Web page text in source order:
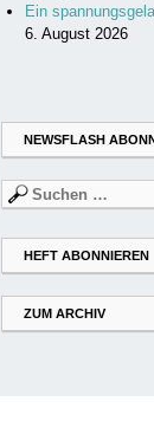
Ein
6. August 2026
NEWSFLASH
Suchen
nach:
HEFT ABONNIEREN
ZUM ARCHIV